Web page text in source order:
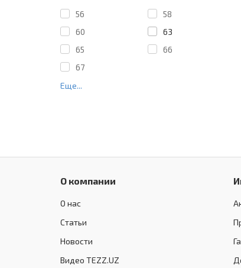
56
58
60
63
65
66
67
Еще...
О компании
О нас
Статьи
Новости
Видео TEZZ.UZ